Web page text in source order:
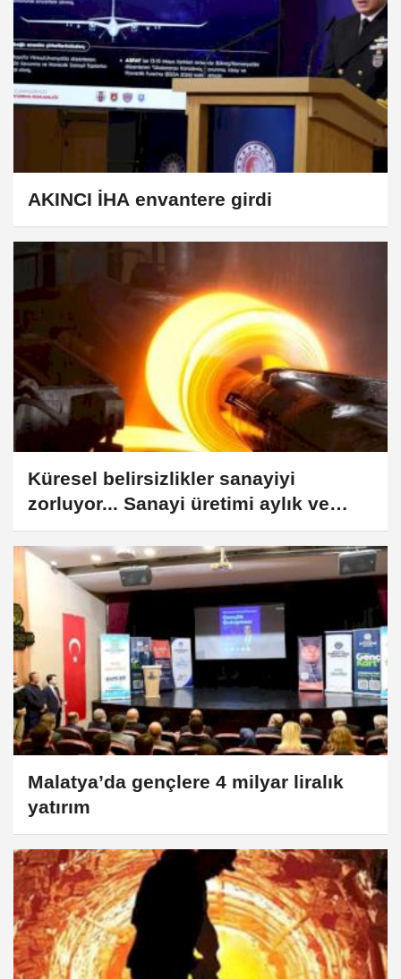
AKINCI İHA envantere girdi
Küresel belirsizlikler sanayiyi
zorluyor... Sanayi üretimi aylık ve
yıllık azalışta
Malatya’da gençlere 4 milyar liralık
yatırım